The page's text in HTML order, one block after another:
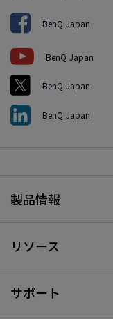
BenQ Japan
BenQ Japan
BenQ Japan
BenQ Japan
製品情報
リソース
サポート